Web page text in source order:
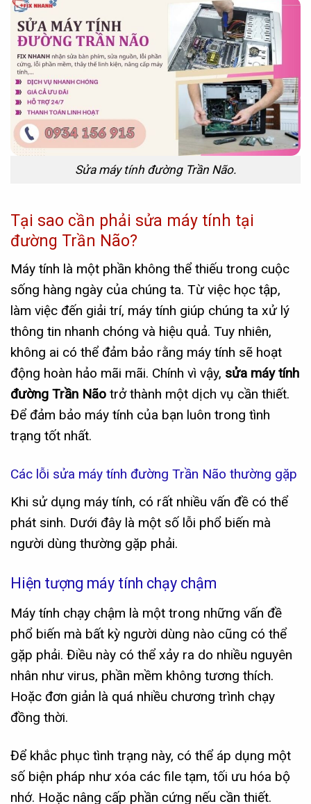
Sửa máy tính đường Trần Não.
Tại sao cần phải sửa máy tính tại
đường Trần Não?
Máy tính là một phần không thể thiếu trong cuộc
sống hàng ngày của chúng ta. Từ việc học tập,
làm việc đến giải trí, máy tính giúp chúng ta xử lý
thông tin nhanh chóng và hiệu quả. Tuy nhiên,
không ai có thể đảm bảo rằng máy tính sẽ hoạt
động hoàn hảo mãi mãi. Chính vì vậy, sửa máy tính
đường Trần Não trở thành một dịch vụ cần thiết.
Để đảm bảo máy tính của bạn luôn trong tình
trạng tốt nhất.
Các lỗi sửa máy tính đường Trần Não thường gặp
Khi sử dụng máy tính, có rất nhiều vấn đề có thể
phát sinh. Dưới đây là một số lỗi phổ biến mà
người dùng thường gặp phải.
Hiện tượng máy tính chạy chậm
Máy tính chạy chậm là một trong những vấn đề
phổ biến mà bất kỳ người dùng nào cũng có thể
gặp phải. Điều này có thể xảy ra do nhiều nguyên
nhân như virus, phần mềm không tương thích.
Hoặc đơn giản là quá nhiều chương trình chạy
đồng thời.
Để khắc phục tình trạng này, có thể áp dụng một
số biện pháp như xóa các file tạm, tối ưu hóa bộ
nhớ. Hoặc nâng cấp phần cứng nếu cần thiết.